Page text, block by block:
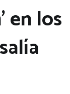
en los